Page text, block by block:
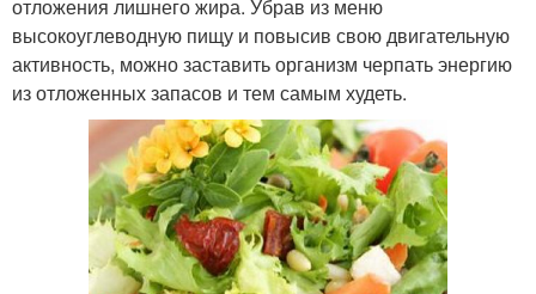
отложения лишнего жира. Убрав из меню
высокоуглеводную пищу и повысив свою двигательную
активность, можно заставить организм черпать энергию
из отложенных запасов и тем самым худеть.